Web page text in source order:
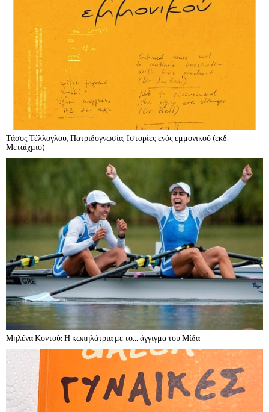
Τάσος Τέλλογλου, Πατριδογνωσία, Ιστορίες ενός εμμονικού (εκδ.
Μεταίχμιο)
Μηλένα Κοντού: Η κωπηλάτρια με το… άγγιγμα του Μίδα